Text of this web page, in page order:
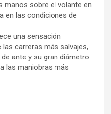
manos sobre el volante en
en las condiciones de
una sensación
carreras más salvajes,
ante y su gran diámetro
las maniobras más